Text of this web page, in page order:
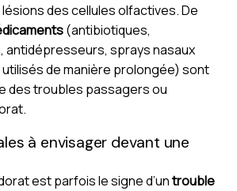
des cellules olfactives. De
(antibiotiques,
sprays nasaux
de manière prolongée) sont
des troubles passagers ou
à envisager devant une
est parfois le signe d’untrouble